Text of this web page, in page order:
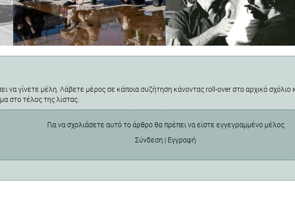
να γίνετε μέλη. Λάβετε μέρος σε κάποια συζήτηση κάνοντας roll-over στο αρχικό σχόλιο
στο τέλος της λίστας.
Για να σχολιάσετε αυτό το άρθρο θα πρέπει να είστε εγγεγραμμένο μέλος
Σύνδεση | Εγγραφή